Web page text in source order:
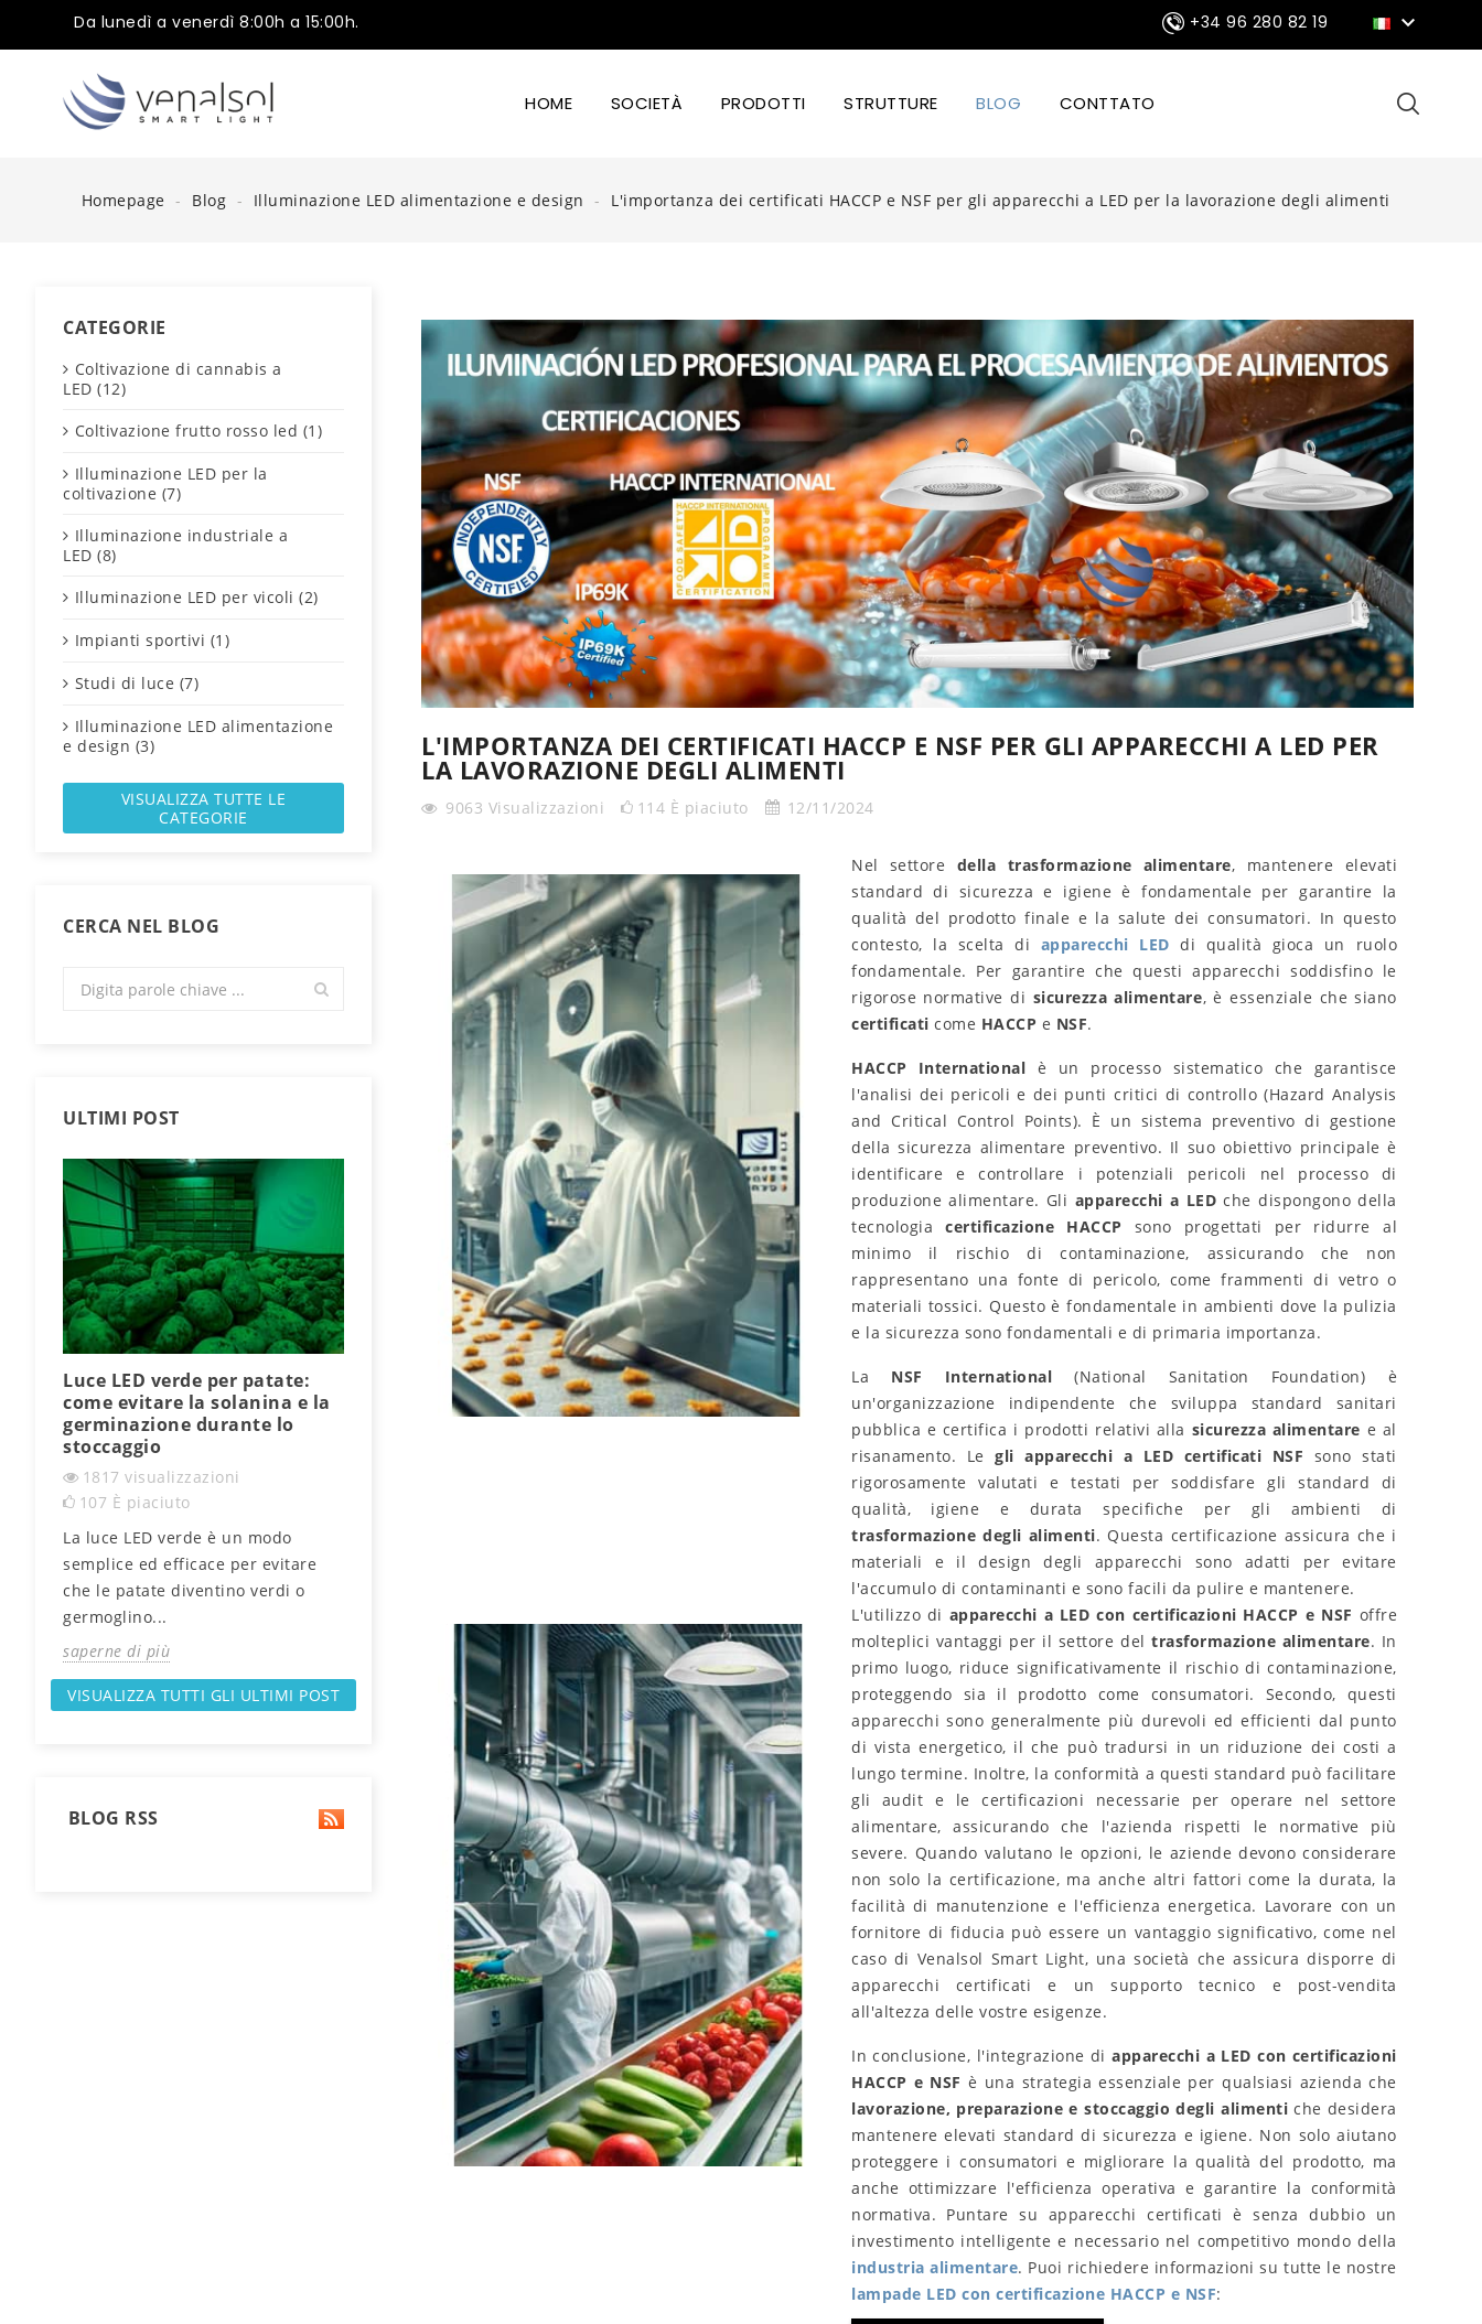
Da lunedì a venerdì 8:00h a 15:00h. +34 96 280 82 19 
HOME SOCIETÀ PRODOTTI STRUTTURE BLOG CONTTATO
Homepage Blog Illuminazione LED alimentazione e design L'importanza dei certificati HACCP e NSF per gli apparecchi a LED per la lavorazione degli alimenti
CATEGORIE
Coltivazione di cannabis a
LED (12)
Coltivazione frutto rosso led (1)
Illuminazione LED per la
coltivazione (7)
Illuminazione industriale a
LED (8)
Illuminazione LED per vicoli (2)
Impianti sportivi (1)
Studi di luce (7)
Illuminazione LED alimentazione
e design (3)
VISUALIZZA TUTTE LE
CATEGORIE
CERCA NEL BLOG
ULTIMI POST
Luce LED verde per patate:
come evitare la solanina e la
germinazione durante lo
stoccaggio
1817 visualizzazioni
107 È piaciuto
La luce LED verde è un modo
semplice ed efficace per evitare
che le patate diventino verdi o
germoglino...
saperne di più
Che cosa sono le candele e
perché sono importanti
nell’illuminazione
saperne di più
Flusso luminoso negli
apparecchi a LED: illumina in
modo efficiente qualsiasi
visualizzazioni
Il flusso luminoso misura la luce
utile (lumen) di un apparecchio a
LED. Conosci l'importanza di
saperne di più
L'importanza dei certificati
HACCP e NSF per gli
apparecchi a LED per la
lavorazione degli alimenti
9063
visualizzazioni
114 È piaciuto
Gli apparecchi a LED certificati
HACCP e NSF sono fondamentali
per evitare la contaminazione e
migliorare...
saperne di più
Guida completa
temperatura del
25449
98 È piaciuto
Scopri come la
colore
influenzare il tuo
benessere. Dai...
VISUALIZZA TUTTI GLI ULTIMI POST
BLOG RSS
L'IMPORTANZA DEI CERTIFICATI HACCP E NSF PER GLI APPARECCHI A LED PER
LA LAVORAZIONE DEGLI ALIMENTI
9063 Visualizzazioni 114 È piaciuto 12/11/2024
Nel settore della trasformazione alimentare, mantenere elevati
standard di sicurezza e igiene è fondamentale per garantire la
qualità del prodotto finale e la salute dei consumatori. In questo
contesto, la scelta di apparecchi LED di qualità gioca un ruolo
fondamentale. Per garantire che questi apparecchi soddisfino le
rigorose normative di sicurezza alimentare, è essenziale che siano
certificati come HACCP e NSF.
HACCP International è un processo sistematico che garantisce
l'analisi dei pericoli e dei punti critici di controllo (Hazard Analysis
and Critical Control Points). È un sistema preventivo di gestione
della sicurezza alimentare preventivo. Il suo obiettivo principale è
identificare e controllare i potenziali pericoli nel processo di
produzione alimentare. Gli apparecchi a LED che dispongono della
tecnologiacertificazione HACCP sono progettati per ridurre al
minimo il rischio di contaminazione, assicurando che non
rappresentano una fonte di pericolo, come frammenti di vetro o
materiali tossici. Questo è fondamentale in ambienti dove la pulizia
e la sicurezza sono fondamentali e di primaria importanza.
La NSF International (National Sanitation Foundation) è
un'organizzazione indipendente che sviluppa standard sanitari
pubblica e certifica i prodotti relativi alla sicurezza alimentare e al
risanamento. Legli apparecchi a LED certificati NSF sono stati
rigorosamente valutati e testati per soddisfare gli standard di
qualità, igiene e durata specifiche per gli ambienti di
trasformazione degli alimenti. Questa certificazione assicura che i
materiali e il design degli apparecchi sono adatti per evitare
l'accumulo di contaminanti e sono facili da pulire e mantenere.
L'utilizzo di apparecchi a LED con certificazioni HACCP e NSF offre
molteplici vantaggi per il settore deltrasformazione alimentare. In
primo luogo, riduce significativamente il rischio di contaminazione,
proteggendo sia il prodotto come consumatori. Secondo, questi
apparecchi sono generalmente più durevoli ed efficienti dal punto
di vista energetico, il che può tradursi in un riduzione dei costi a
lungo termine. Inoltre, la conformità a questi standard può facilitare
gli audit e le certificazioni necessarie per operare nel settore
alimentare, assicurando che l'azienda rispetti le normative più
severe. Quando valutano le opzioni, le aziende devono considerare
non solo la certificazione, ma anche altri fattori come la durata, la
facilità di manutenzione e l'efficienza energetica. Lavorare con un
fornitore di fiducia può essere un vantaggio significativo, come nel
caso di Venalsol Smart Light, una società che assicura disporre di
apparecchi certificati e un supporto tecnico e post-vendita
all'altezza delle vostre esigenze.
In conclusione, l'integrazione diapparecchi a LED con certificazioni
HACCP e NSF è una strategia essenziale per qualsiasi azienda che
lavorazione, preparazione e stoccaggio degli alimenti che desidera
mantenere elevati standard di sicurezza e igiene. Non solo aiutano
proteggere i consumatori e migliorare la qualità del prodotto, ma
anche ottimizzare l'efficienza operativa e garantire la conformità
normativa. Puntare su apparecchi certificati è senza dubbio un
investimento intelligente e necessario nel competitivo mondo della
industria alimentare. Puoi richiedere informazioni su tutte le nostre
lampade LED con certificazione HACCP e NSF: